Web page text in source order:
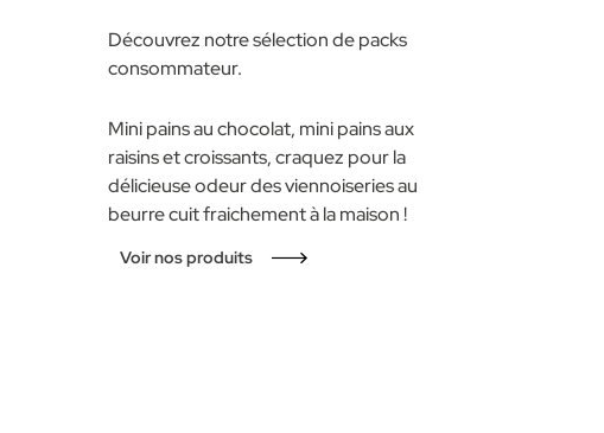
Découvrez notre sélection de packs
consommateur.
Mini pains au chocolat, mini pains aux
raisins et croissants, craquez pour la
délicieuse odeur des viennoiseries au
beurre cuit fraichement à la maison !
Voir nos produits